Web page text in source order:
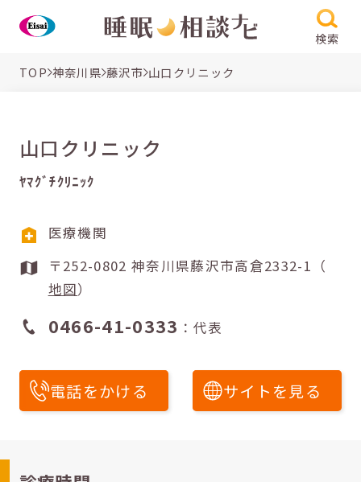
検索
TOP 神奈川県 藤沢市 山口クリニック
山口クリニック
ﾔﾏｸﾞﾁｸﾘﾆｯｸ
医療機関
〒252-0802 神奈川県藤沢市高倉2332-1（
地図）
0466-41-0333 ：代表
電話をかける サイトを見る